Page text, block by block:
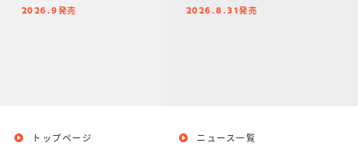
2026.9発売 2026.8.31発売
トップページ ニュース一覧